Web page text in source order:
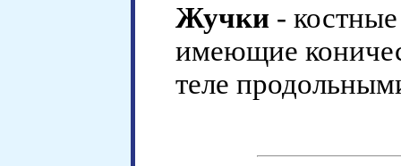
Жучки -
имеющие
теле